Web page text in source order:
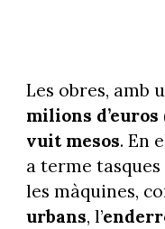
Les obres, amb
milions d’euros
vuit mesos. En
a terme
les màquines,
urbans, l’